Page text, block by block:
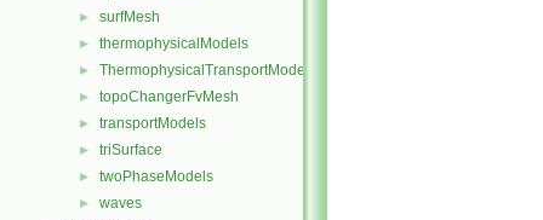
► surfMesh
► thermophysicalModels
► ThermophysicalTransportModels
► topoChangerFvMesh
► transportModels
► triSurface
► twoPhaseModels
► waves